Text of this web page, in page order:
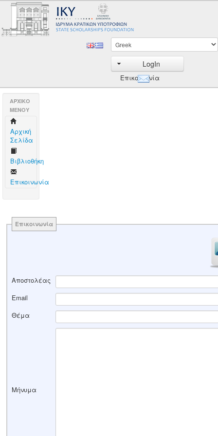
LogIn
Επικοινωνία
AΡΧΙΚΟ
ΜΕΝΟΥ
Aρχική
Σελίδα
Βιβλιοθήκη
Επικοινωνία
Επικοινωνία
Αποστολέας
Email
Θέμα
Μήνυμα